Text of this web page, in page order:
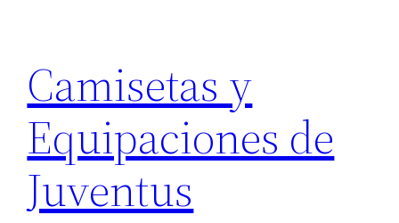
contenido
Camisetas y
Equipaciones de
Juventus